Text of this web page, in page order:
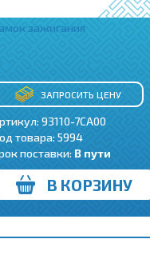
зажигания
ЗАПРОСИТЬ ЦЕНУ
93110-7CA00
товара: 5994
поставки: В пути
В КОРЗИНУ